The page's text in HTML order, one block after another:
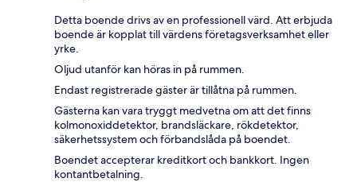
Detta boende drivs av en professionell värd. Att erbjuda
boende är kopplat till värdens företagsverksamhet eller
yrke.
Oljud utanför kan höras in på rummen.
Endast registrerade gäster är tillåtna på rummen.
Gästerna kan vara tryggt medvetna om att det finns
kolmonoxiddetektor, brandsläckare, rökdetektor,
säkerhetssystem och förbandslåda på boendet.
Boendet accepterar kreditkort och bankkort. Ingen
kontantbetalning.